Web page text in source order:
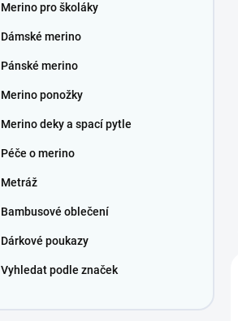
Merino pro školáky
Dámské merino
Pánské merino
Merino ponožky
Merino deky a spací pytle
Péče o merino
Metráž
Bambusové oblečení
Dárkové poukazy
Vyhledat podle značek